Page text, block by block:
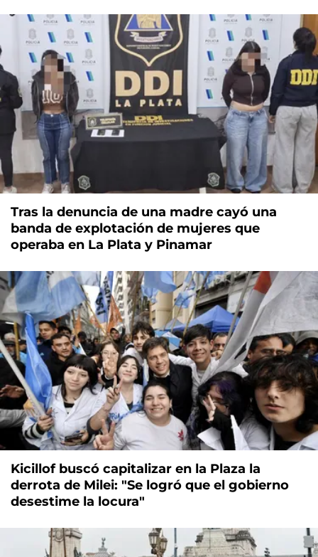
Tras la denuncia de una madre cayó una
banda de explotación de mujeres que
operaba en La Plata y Pinamar
Kicillof buscó capitalizar en la Plaza la
derrota de Milei: "Se logró que el gobierno
desestime la locura"